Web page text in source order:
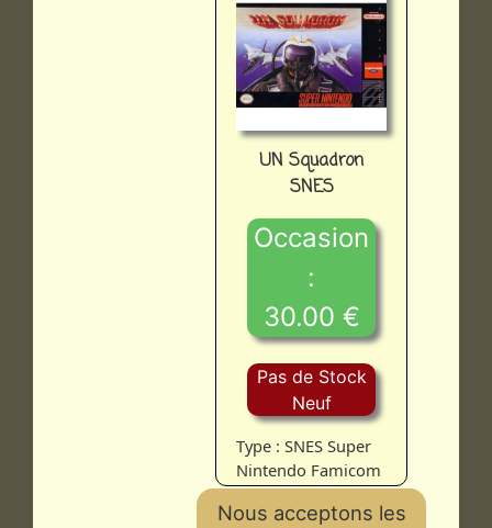
UN Squadron
SNES
Occasion
:
30.00 €
Pas de Stock
Neuf
Type : SNES Super
Nintendo Famicom
Nous acceptons les